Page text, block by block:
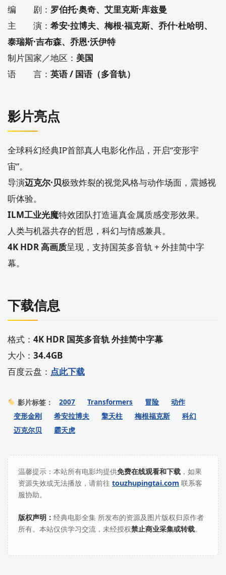
编 剧： 罗伯托·奥奇、艾里克斯·库兹曼
主 演： 希安·拉博夫、梅根·福克斯、乔什·杜哈明、
泰瑞斯·吉布森、乔恩·沃伊特
制片国家／地区： 美国
语 言： 英语 / 国语（多音轨）
影片亮点
全球科幻经典IP首部真人电影化作品，开启“变形宇
宙”。
导演迈克尔·贝极致炸裂的视觉风格与动作场面，震撼视
听体验。
ILM工业光魔特效团队打造逼真金属质感变形效果。
人类与机器共存的哲思，科幻与情感兼具。
4K HDR 高画质呈现，支持国英多音轨 + 外挂简中字
幕。
下载信息
格式： 4K HDR 国英多音轨 外挂简中字幕
大小： 34.4GB
百度云盘： 点此下载
影片标签： 2007 Transformers 冒险
动作
变形金刚
希安拉博夫 擎天柱 梅根福克斯
科幻
迈克尔贝
霸天虎
温馨提示：本站所有电影均提供免费在线观看和下载 ，如果
资源失效或无法播放，请前往 touzhupingtai.com 联系客
服协助。
版权声明： 经典电影全集 所发布的资源及图片版权归原作者
所有。本站仅供学习交流，未经授权禁止商业采集或转载。